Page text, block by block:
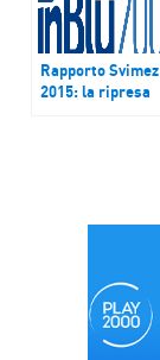
Rapporto Svimez
2015: la ripresa